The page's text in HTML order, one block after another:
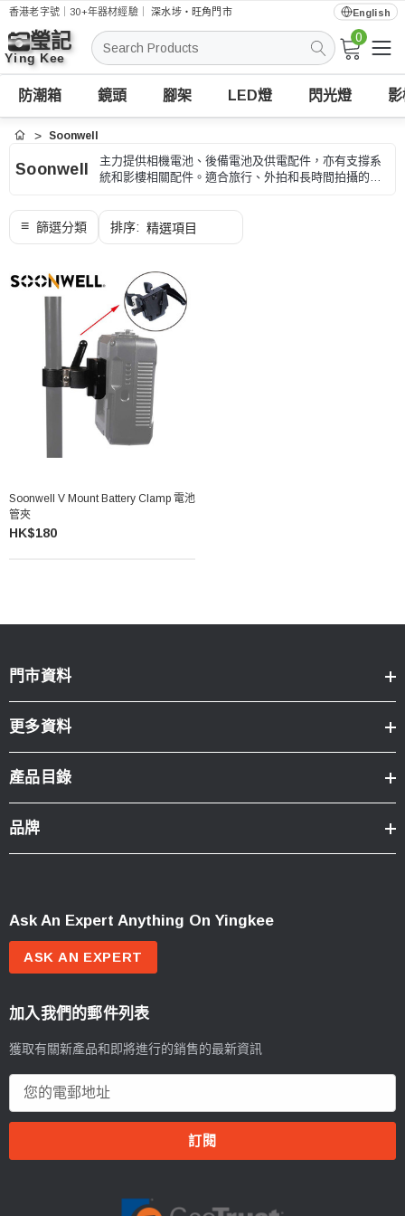
香港老字號｜30+年器材經驗｜深水埗・旺角門市 English
搜
索
0
防潮箱 鏡頭 腳架 LED燈 閃光燈
首頁 Soonwell
Soonwell
主力提供相機電池、後備電池及供電配件，亦有支撐系
統和影樓相關配件。適合旅行、外拍和長時間拍攝的後
型號和用途核對。
Soonwell V Mount Battery Clamp 電池
管夾
HK$180
門市資料
更多資料
產品目錄
品牌
Ask An Expert Anything On Yingkee
ASK AN EXPERT
加入我們的郵件列表
獲取有關新產品和即將進行的銷售的最新資訊
郵